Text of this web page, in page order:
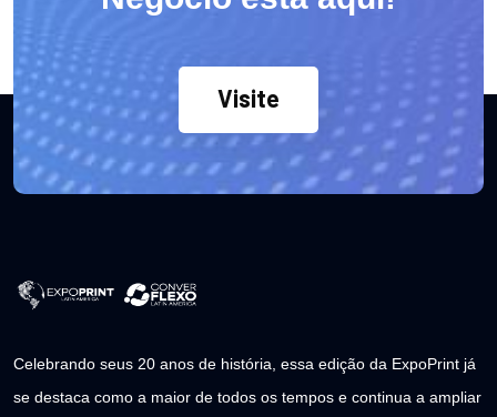
Visite
Celebrando seus 20 anos de história, essa edição da ExpoPrint já
se destaca como a maior de todos os tempos e continua a ampliar